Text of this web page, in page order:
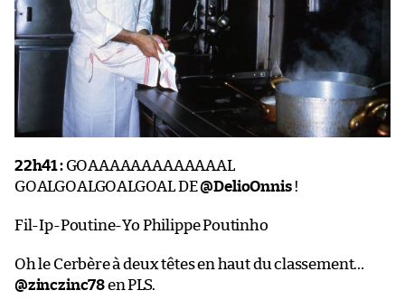
22h41 :GOAAAAAAAAAAAAAL
GOALGOALGOALGOAL DE@DelioOnnis!
Fil-Ip-Poutine-Yo Philippe Poutinho
Oh le Cerbère à deux têtes en haut du classement…
@zinczinc78en PLS.